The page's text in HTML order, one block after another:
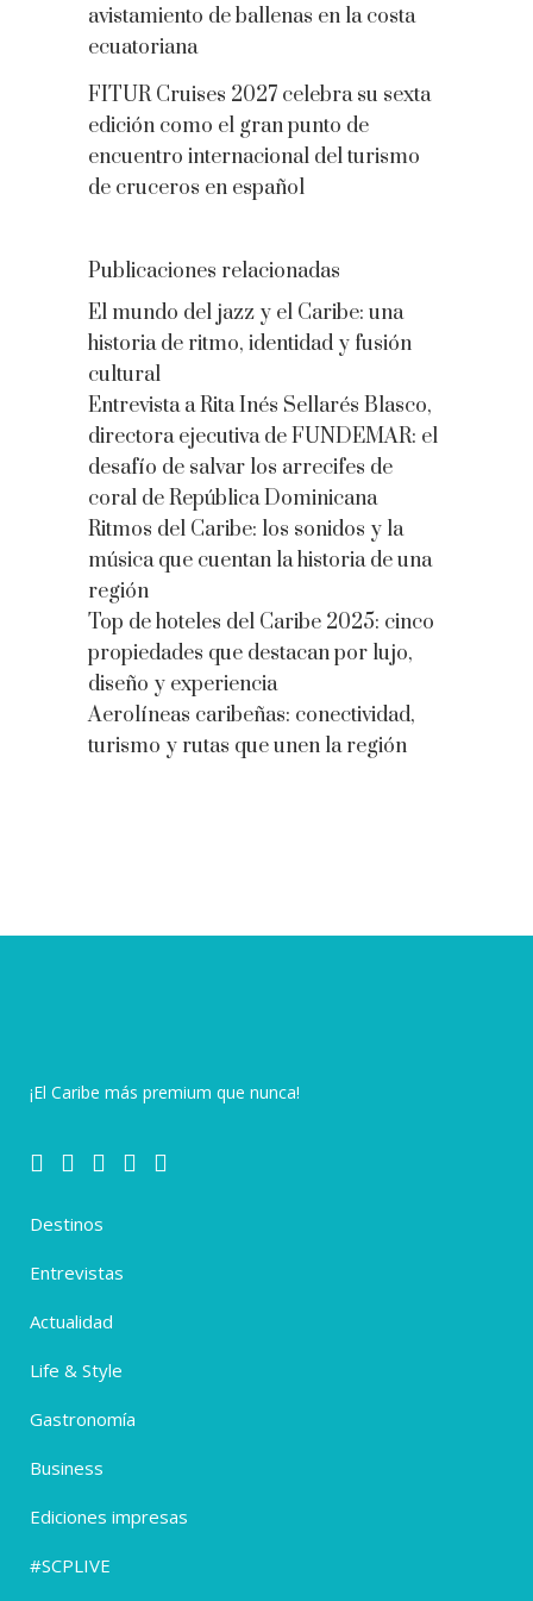
avistamiento de ballenas en la costa
ecuatoriana
FITUR Cruises 2027 celebra su sexta
edición como el gran punto de
encuentro internacional del turismo
de cruceros en español
Publicaciones relacionadas
El mundo del jazz y el Caribe: una
historia de ritmo, identidad y fusión
cultural
Entrevista a Rita Inés Sellarés Blasco,
directora ejecutiva de FUNDEMAR: el
desafío de salvar los arrecifes de
coral de República Dominicana
Ritmos del Caribe: los sonidos y la
música que cuentan la historia de una
región
Top de hoteles del Caribe 2025: cinco
propiedades que destacan por lujo,
diseño y experiencia
Aerolíneas caribeñas: conectividad,
turismo y rutas que unen la región
¡El Caribe más premium que nunca!
Destinos
Entrevistas
Actualidad
Life & Style
Gastronomía
Business
Ediciones impresas
#SCPLIVE